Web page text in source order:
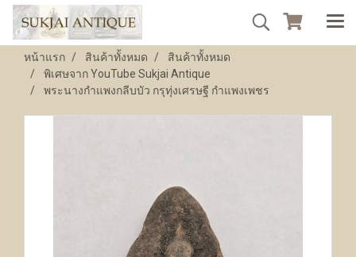
หน้าแรก สินค้าทั้งหมด
สินค้าทั้งหมด
พิเศษจาก YouTube Sukjai Antique
พระนางกำแพงกลีบบัว กรุทุ่งเศรษฐี กำแพงเพชร